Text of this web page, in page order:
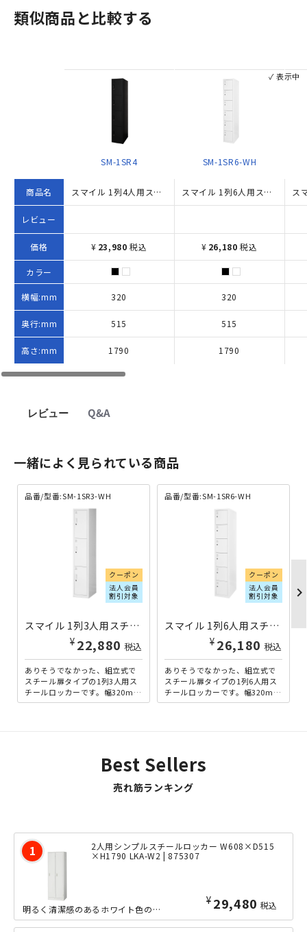
類似商品と比較する
商品名
レビュー
価格
カラー
横幅:mm
奥行:mm
高さ:mm
SM-1SR4
✓ 表示中
スマイル 1列4人用スチール扉ロッカー（W320×D515×H1790）
¥ 23,980 税込
320
515
1790
SM-1SR6-WH
スマイル 1列6人用スチール扉ロッカー W320×D515×H1790 ホワイト
¥ 26,180 税込
320
515
1790
レビュー Q&A
一緒によく見られている商品
品番/型番:SM-1SR3-WH
クーポン
法人会員
割引対象
スマイル 1列3人用スチール扉ロッカー W320×D515×H1790 ホワイト SM-1SR3-WH | 839600
¥ 22,880 税込
ありそうでなかった、組立式で
スチール扉タイプの1列3人用ス
チールロッカーです。幅320mm
とスリムなサイズでありなが
品番/型番:SM-1SR6-WH
クーポン
法人会員
割引対象
スマイル 1列6人用スチール扉ロッカー W320×D515×H1790 ホワイト SM-1SR6-WH | 839604
¥ 26,180 税込
ありそうでなかった、組立式で
スチール扉タイプの1列6人用ス
チールロッカーです。幅320mm
とスリムなサイズでありなが
chevron_right
Best Sellers
売れ筋ランキング
2人用シンプルスチールロッカー W608×D515
×H1790 LKA-W2 | 875307
¥ 29,480 税込
明るく清潔感のあるホワイト色のエコ塗装を施した、大変リーズナブルな2人用スチール...